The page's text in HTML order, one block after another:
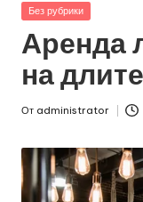
практик
проведения
мероприятий
Опубликовано
Без рубрики
Аренда
на
От administrator